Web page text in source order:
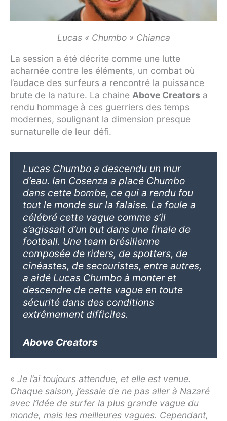
Lucas « Chumbo » Chianca
La session a été décrite comme une lutte
acharnée contre les éléments, un combat où
l’audace des surfeurs a rencontré la puissance
brute de la nature. La chaine Above Creators a
rendu hommage à ces guerriers des temps
modernes, soulignant la dimension presque
surnaturelle de leur défi.
Lucas Chumbo a descendu un mur
d’eau. Ian Cosenza a placé Chumbo
dans cette bombe, ce qui a rendu fou
tout le monde sur la falaise. La foule a
célébré cette vague comme s’il
s’agissait d’un but dans une finale de
football. Une team brésilienne
composée de riders, de spotters, de
cinéastes, de secouristes, entre autres,
a aidé Lucas Chumbo à monter et
descendre de cette vague en toute
sécurité dans des conditions
extrêmement difficiles.
Above Creators
« Je l’ai toujours attendue, et elle est venue.
Chaque saison, j’essaie de ne pas aller à Nazaré
avec l’idée de surfer la plus grande vague du
monde, mais les meilleures vagues. Cependant,